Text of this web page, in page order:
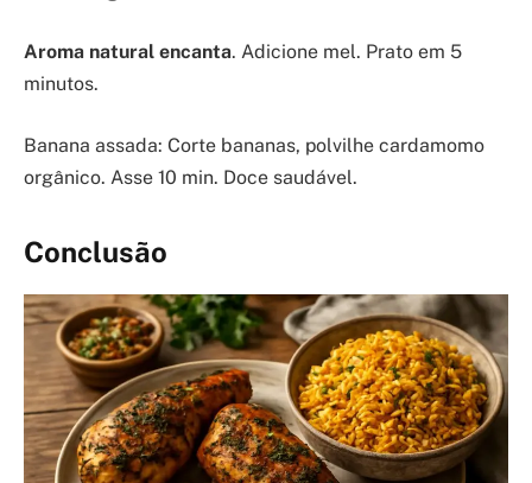
Aroma natural encanta. Adicione mel. Prato em 5
minutos.
Banana assada: Corte bananas, polvilhe cardamomo
orgânico. Asse 10 min. Doce saudável.
Conclusão